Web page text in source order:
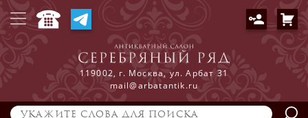
119002, г. Москва, ул. Арбат 31
mail@arbatantik.ru
ПРОДАТЬ
УСЛУГИ
КОНТАКТЫ